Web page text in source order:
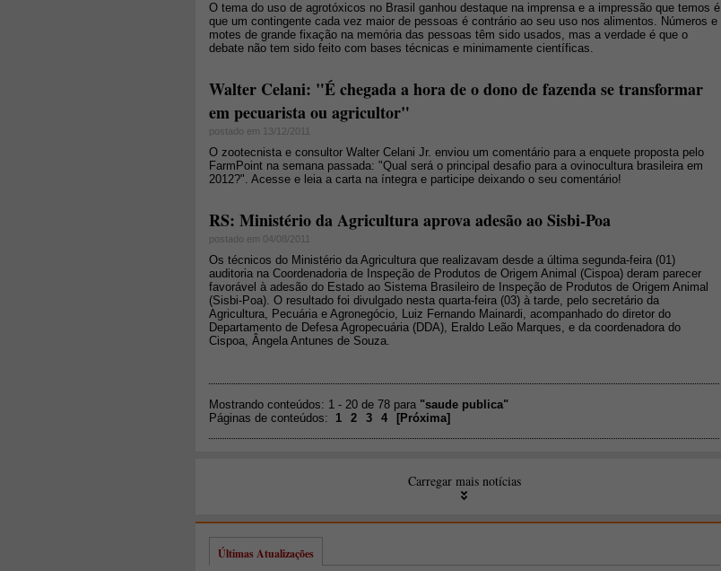
O tema do uso de agrotóxicos no Brasil ganhou destaque na imprensa e a impressão que temos é
que um contingente cada vez maior de pessoas é contrário ao seu uso nos alimentos. Números e
motes de grande fixação na memória das pessoas têm sido usados, mas a verdade é que o
debate não tem sido feito com bases técnicas e minimamente científicas.
Walter Celani: "É chegada a hora de o dono de fazenda se transformar
em pecuarista ou agricultor"
postado em 13/12/2011
O zootecnista e consultor Walter Celani Jr. enviou um comentário para a enquete proposta pelo
FarmPoint na semana passada: "Qual será o principal desafio para a ovinocultura brasileira em
2012?". Acesse e leia a carta na íntegra e participe deixando o seu comentário!
RS: Ministério da Agricultura aprova adesão ao Sisbi-Poa
postado em 04/08/2011
Os técnicos do Ministério da Agricultura que realizavam desde a última segunda-feira (01)
auditoria na Coordenadoria de Inspeção de Produtos de Origem Animal (Cispoa) deram parecer
favorável à adesão do Estado ao Sistema Brasileiro de Inspeção de Produtos de Origem Animal
(Sisbi-Poa). O resultado foi divulgado nesta quarta-feira (03) à tarde, pelo secretário da
Agricultura, Pecuária e Agronegócio, Luiz Fernando Mainardi, acompanhado do diretor do
Departamento de Defesa Agropecuária (DDA), Eraldo Leão Marques, e da coordenadora do
Cispoa, Ângela Antunes de Souza.
Mostrando conteúdos: 1 - 20 de 78 para "saude publica"
Páginas de conteúdos:
1 2 3 4 [Próxima]
Carregar mais notícias
Últimas Atualizações